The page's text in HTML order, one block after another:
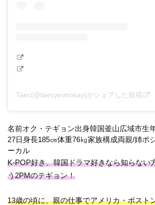
Taec(@taecyeonokay)がシェアした投稿
名前オク・テギョン出身韓国釜山広域市生
27日身長185㎝体重76㎏家族構成両親/姉ポ
ーカル
K-POP好き、韓国ドラマ好きなら知らない
う2PMのテギョン！
13歳の頃に、親の仕事でアメリカ・ボスト